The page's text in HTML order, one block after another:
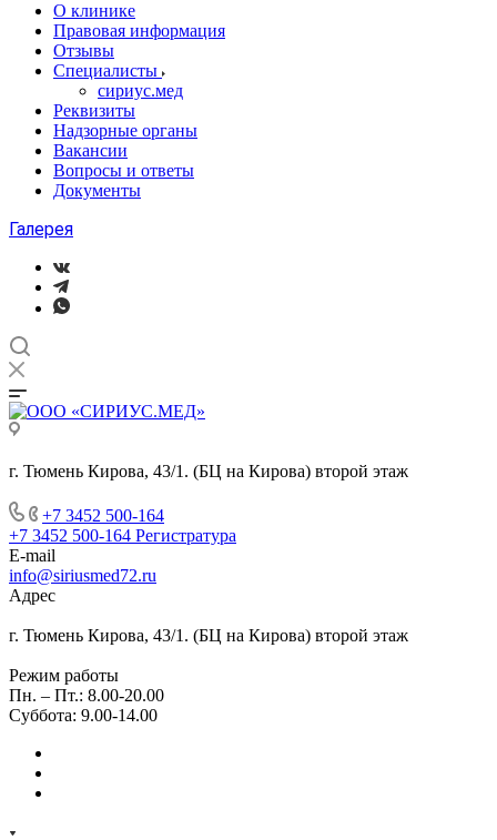
О клинике
Правовая информация
Отзывы
Специалисты
сириус.мед
Реквизиты
Надзорные органы
Вакансии
Вопросы и ответы
Документы
Галерея
г. Тюмень Кирова, 43/1. (БЦ на Кирова) второй этаж
+7 3452 500-164
+7 3452 500-164 Регистратура
E-mail
info@siriusmed72.ru
Адрес
г. Тюмень Кирова, 43/1. (БЦ на Кирова) второй этаж
Режим работы
Пн. – Пт.: 8.00-20.00
Суббота: 9.00-14.00